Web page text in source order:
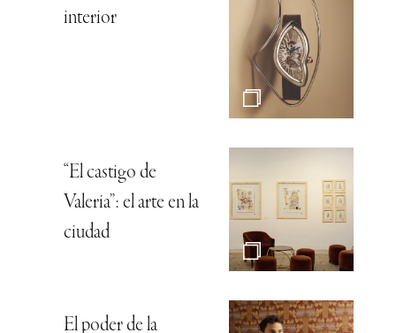
interior
“El castigo de
Valeria”: el arte en la
ciudad
El poder de la